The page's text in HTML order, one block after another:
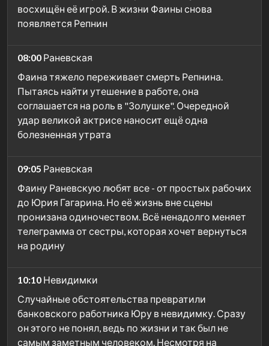
восхищён её игрой. В жизни Фаины снова
появляется Репнин
08:00 Раневская
Фаина тяжело переживает смерть Репнина.
Пытаясь найти утешение в работе, она
соглашается на роль в "Золушке". Очередной
удар великой актрисе наносит ещё одна
болезненная утрата
09:05 Раневская
Фаину Раневскую любят все - от простых рабочих
до Юрия Гагарина. Но её жизнь вне сцены
пронизана одиночеством. Всё ненадолго меняет
телеграмма от сестры, которая хочет вернуться
на родину
10:10 Невидимки
Случайные обстоятельства превратили
банковского работника Юру в невидимку. Сразу
он этого не понял, ведь по жизни и так был не
самым заметным человеком. Несмотря на